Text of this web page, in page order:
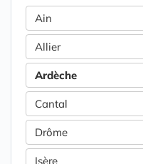
Ain
Allier
Ardèche
Cantal
Drôme
Isère